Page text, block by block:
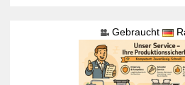
Gebraucht